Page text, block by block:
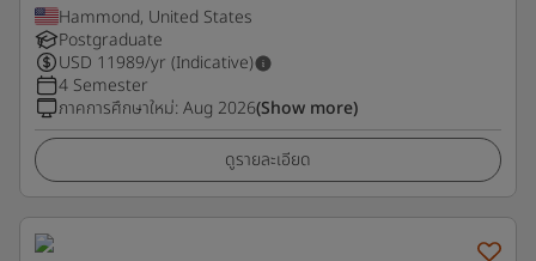
Hammond, United States
Postgraduate
USD 11989/yr (Indicative)
4 Semester
ภาคการศึกษาใหม่:Aug 2026(Show more)
ดูรายละเอียด